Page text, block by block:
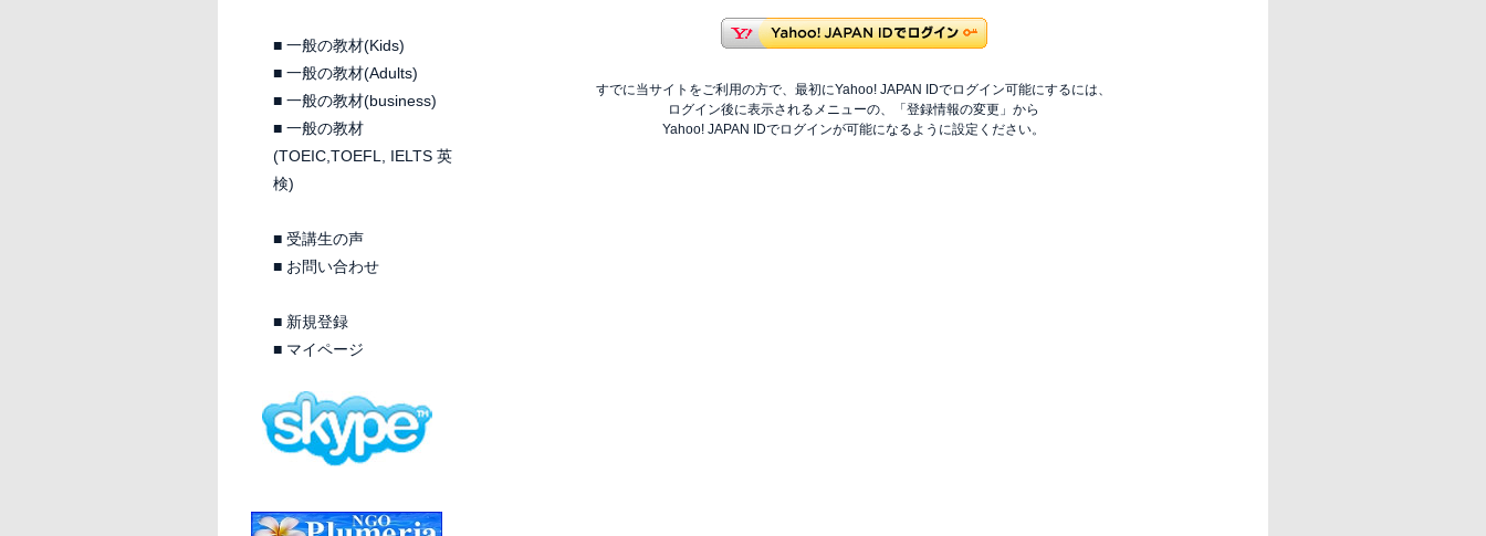
■ 一般の教材(Kids)
■ 一般の教材(Adults)
■ 一般の教材(business)
■ 一般の教材
(TOEIC,TOEFL, IELTS 英
検)
■ 受講生の声
■ お問い合わせ
■ 新規登録
■ マイページ
すでに当サイトをご利用の方で、最初にYahoo! JAPAN IDでログイン可能にするには、
ログイン後に表示されるメニューの、「登録情報の変更」から
Yahoo! JAPAN IDでログインが可能になるように設定ください。